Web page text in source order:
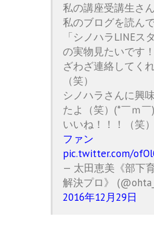
私の講座受講生さ
私のブログを読ん
「シノハラLINEス
の実物見たいです
ざわざ連絡してく
（笑）
シノハラさんに興
たよ（笑）(*￣ｍ￣)
いいね！！！（笑）
ファン
pic.twitter.com/
— 太田恵美《部下
解決プロ》
2016年12月29日